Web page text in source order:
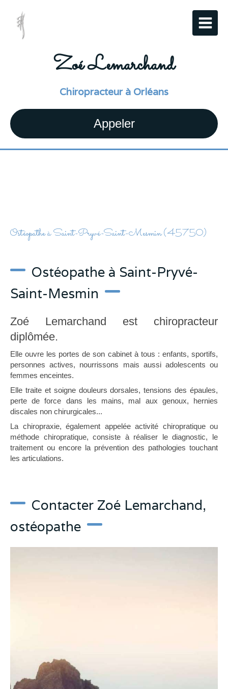
Zoé Lemarchand
Chiropracteur à Orléans
Appeler
Ostéopathe à Saint-Pryvé-Saint-Mesmin (45750)
Ostéopathe à Saint-Pryvé-
Saint-Mesmin
Zoé Lemarchand est chiropracteur
diplômée.
Elle ouvre les portes de son cabinet à tous : enfants, sportifs,
personnes actives, nourrissons mais aussi adolescents ou
femmes enceintes.
Elle traite et soigne douleurs dorsales, tensions des épaules,
perte de force dans les mains, mal aux genoux, hernies
discales non chirurgicales...
La chiropraxie, également appelée activité chiropratique ou
méthode chiropratique, consiste à réaliser le diagnostic, le
traitement ou encore la prévention des pathologies touchant
les articulations.
Contacter Zoé Lemarchand,
ostéopathe